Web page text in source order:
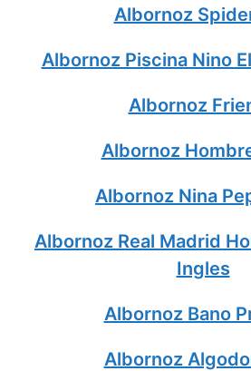
Albornoz
Albornoz Piscina Nino
Albornoz
Albornoz
Albornoz Nina
Albornoz Real Madrid
Ingles
Albornoz Bano
Albornoz